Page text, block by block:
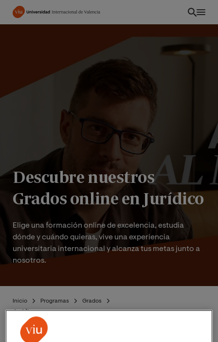
Pasar
ES
Descubre nuestros
Grados online en Jurídico
Elige una formación online de excelencia, estudia
dónde y cuándo quieras, vive una experiencia
universitaria internacional y alcanza tus metas junto a
nosotros.
Inicio Programas
Grados
Jurídico